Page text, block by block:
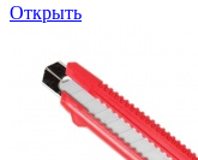
Открыть